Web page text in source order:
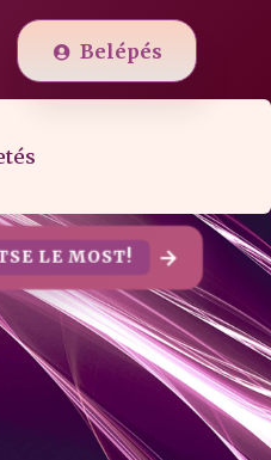
Belépés
LE MOST!